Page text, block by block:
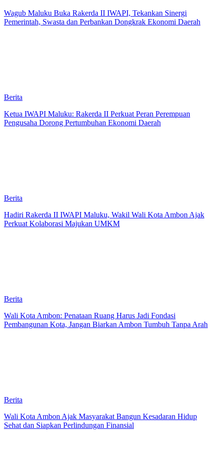
Wagub Maluku Buka Rakerda II IWAPI, Tekankan Sinergi
Pemerintah, Swasta dan Perbankan Dongkrak Ekonomi Daerah
Berita
Ketua IWAPI Maluku: Rakerda II Perkuat Peran Perempuan
Pengusaha Dorong Pertumbuhan Ekonomi Daerah
Berita
Hadiri Rakerda II IWAPI Maluku, Wakil Wali Kota Ambon Ajak
Perkuat Kolaborasi Majukan UMKM
Berita
Wali Kota Ambon: Penataan Ruang Harus Jadi Fondasi
Pembangunan Kota, Jangan Biarkan Ambon Tumbuh Tanpa Arah
Berita
Wali Kota Ambon Ajak Masyarakat Bangun Kesadaran Hidup
Sehat dan Siapkan Perlindungan Finansial